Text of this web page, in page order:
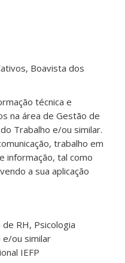
Boavista dos
técnica e
na área de Gestão de
Trabalho e/ou similar.
trabalho em
informação, tal como
a sua aplicação
RH, Psicologia
e/ou similar
IEFP